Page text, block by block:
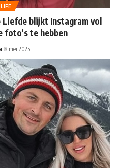
LIFE
Liefde blijkt Instagram vol
foto’s te hebben
8 mei 2025